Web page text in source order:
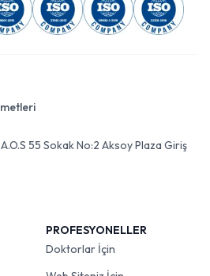
55 Sokak No:2 Aksoy Plaza Giriş
PROFESYONELLER
Doktorlar İçin